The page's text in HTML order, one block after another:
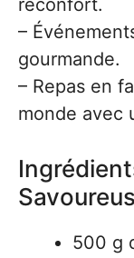
réconfort.
–
gourmande.
– Repas en
monde avec
500 g